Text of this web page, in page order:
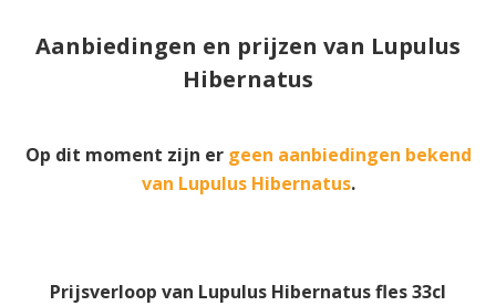
Aanbiedingen en prijzen van Lupulus
Hibernatus
Op dit moment zijn er geen aanbiedingen bekend
van Lupulus Hibernatus.
Prijsverloop van Lupulus Hibernatus fles 33cl